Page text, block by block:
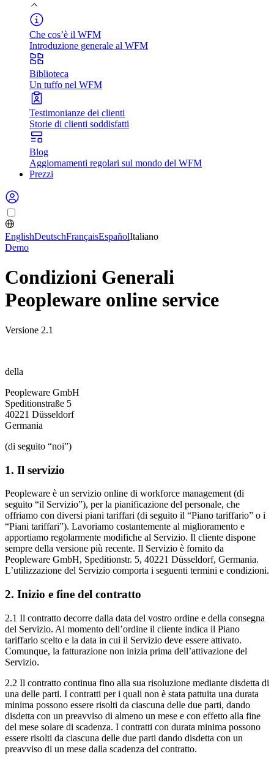
Che cos’è il WFM
Introduzione generale al WFM
Biblioteca
Un tuffo nel WFM
Testimonianze dei clienti
Storie di clienti soddisfatti
Blog
Aggiornamenti regolari sul mondo del WFM
Prezzi
EnglishDeutschFrançaisEspañolItaliano
Demo
Condizioni Generali
Peopleware online service
Versione 2.1
della
Peopleware GmbH
Speditionstraße 5
40221 Düsseldorf
Germania
(di seguito “noi”)
1. Il servizio
Peopleware è un servizio online di workforce management (di
seguito “il Servizio”), per la pianificazione del personale, che
offriamo con diversi piani tariffari (di seguito il “Piano tariffario” o i
“Piani tariffari”). Lavoriamo costantemente al miglioramento e
apportiamo regolarmente modifiche al Servizio. Il cliente dispone
sempre della versione più recente. Il Servizio è fornito da
Peopleware GmbH, Speditionstr. 5, 40221 Düsseldorf, Germania.
L’utilizzazione del Servizio comporta i seguenti termini e condizioni.
2. Inizio e fine del contratto
2.1 Il contratto decorre dalla data del vostro ordine e della consegna
del Servizio. Al momento dell’ordine il cliente indica il Piano
tariffario scelto e la data in cui il Servizio deve essere attivato.
Comunque, la fatturazione non inizia prima dell’attivazione del
Servizio.
2.2 Il contratto continua fino alla sua risoluzione mediante disdetta di
una delle parti. I contratti per i quali non è stata pattuita una durata
minima possono essere risolti da ciascuna delle due parti, dando
disdetta con un preavviso di almeno un mese e con effetto alla fine
del mese solare di scadenza. I contratti con durata minima possono
essere risolti da ciascuna delle due parti dando disdetta con un
preavviso di un mese dalla scadenza del contratto.